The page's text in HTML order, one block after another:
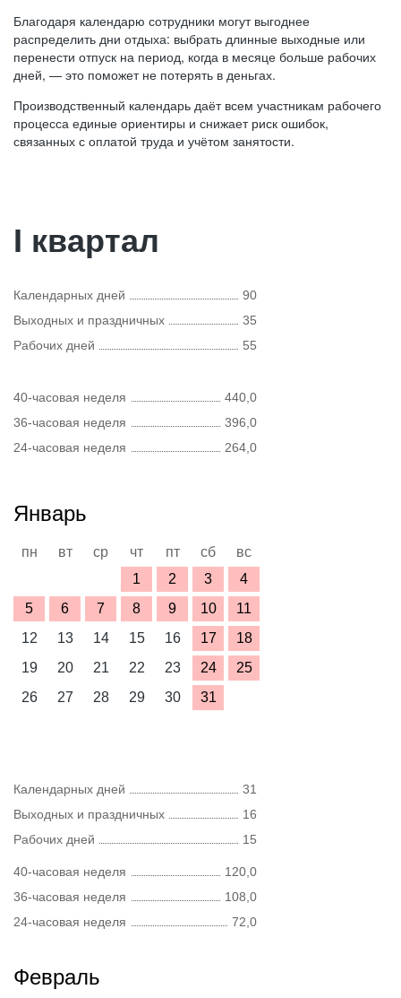
Благодаря календарю сотрудники могут выгоднее
распределить дни отдыха: выбрать длинные выходные или
перенести отпуск на период, когда в месяце больше рабочих
дней, — это поможет не потерять в деньгах.
Производственный календарь даёт всем участникам рабочего
процесса единые ориентиры и снижает риск ошибок,
связанных с оплатой труда и учётом занятости.
I квартал
Календарных дней
90
Выходных и праздничных
35
Рабочих дней
55
40-часовая неделя
440,0
36-часовая неделя
396,0
24-часовая неделя
264,0
Январь
пн вт ср чт пт сб
вс
1
2 3
4
5
6 7 8 9 10
11
12
13 14 15 16 17
18
19
20 21 22 23 24
25
26
27 28 29 30 31
Календарных дней
31
Выходных и праздничных
16
Рабочих дней
15
40-часовая неделя
120,0
36-часовая неделя
108,0
24-часовая неделя
72,0
Февраль